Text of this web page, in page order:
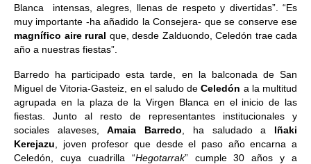
Blanca intensas, alegres, llenas de respeto y divertidas”. “Es
muy importante -ha añadido la Consejera- que se conserve ese
magnífico aire rural que, desde Zalduondo, Celedón trae cada
año a nuestras fiestas”.
Barredo ha participado esta tarde, en la balconada de San
Miguel de Vitoria-Gasteiz, en el saludo deCeledón a la multitud
agrupada en la plaza de la Virgen Blanca en el inicio de las
fiestas. Junto al resto de representantes institucionales y
sociales alaveses,Amaia Barredo , ha saludado a Iñaki
Kerejazu , joven profesor que desde el paso año encarna a
Celedón, cuya cuadrilla “Hegotarrak” cumple 30 años y a